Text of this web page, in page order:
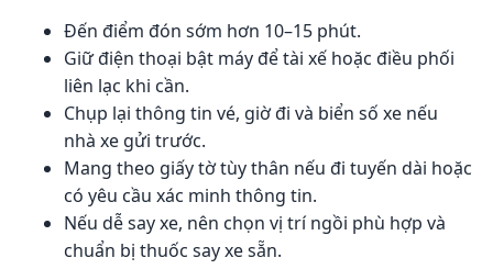
Đến điểm đón sớm hơn 10–15 phút.
Giữ điện thoại bật máy để tài xế hoặc điều phối
liên lạc khi cần.
Chụp lại thông tin vé, giờ đi và biển số xe nếu
nhà xe gửi trước.
Mang theo giấy tờ tùy thân nếu đi tuyến dài hoặc
có yêu cầu xác minh thông tin.
Nếu dễ say xe, nên chọn vị trí ngồi phù hợp và
chuẩn bị thuốc say xe sẵn.